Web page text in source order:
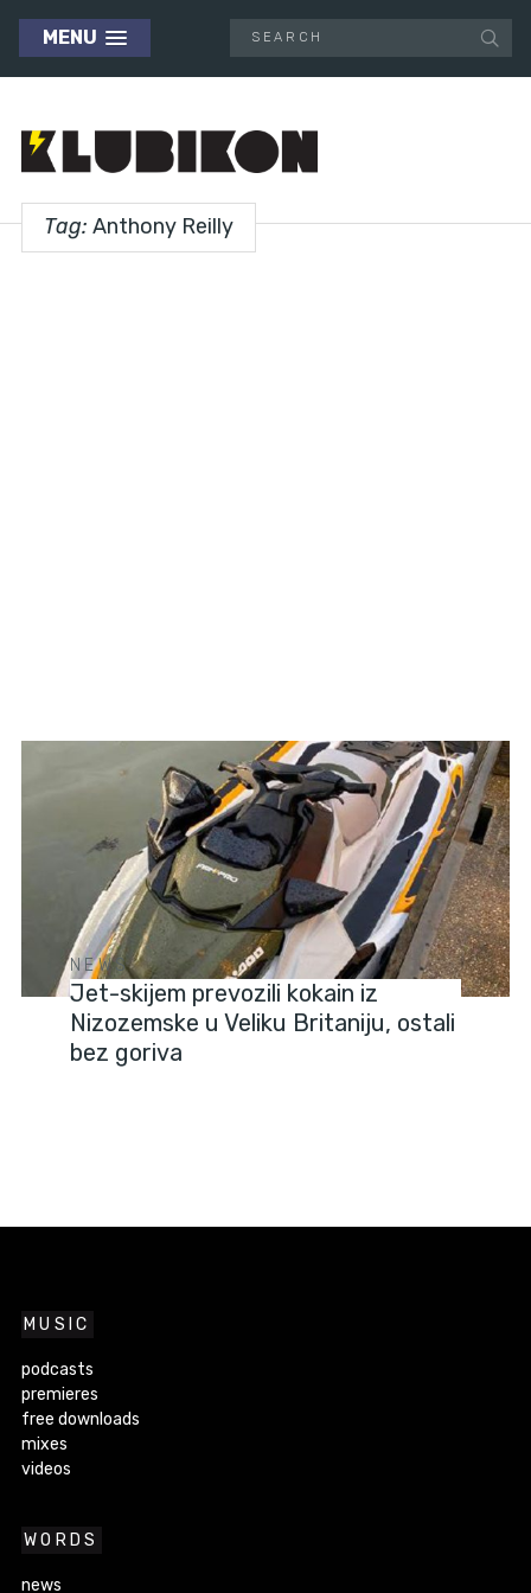
MENU
Tag: Anthony Reilly
NEWS
Jet-skijem prevozili kokain iz
Nizozemske u Veliku Britaniju, ostali
bez goriva
MUSIC
podcasts
premieres
free downloads
mixes
videos
WORDS
news